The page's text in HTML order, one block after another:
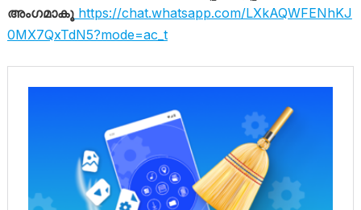
അംഗമാകൂhttps://chat.whatsapp.com/LXkAQWFENhKJ
0MX7QxTdN5?mode=ac_t